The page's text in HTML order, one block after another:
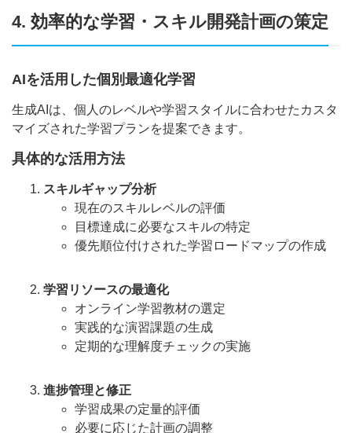
4. 効率的な学習・スキル開発計画の策定
AIを活用した個別最適化学習
生成AIは、個人のレベルや学習スタイルに合わせたカスタ
マイズされた学習プランを提案できます。
具体的な活用方法
スキルギャップ分析
現在のスキルレベルの評価
目標達成に必要なスキルの特定
優先順位付けされた学習ロードマップの作成
学習リソースの最適化
オンライン学習教材の選定
実践的な演習課題の生成
定期的な理解度チェックの実施
進捗管理と修正
学習成果の定量的評価
必要に応じた計画の調整